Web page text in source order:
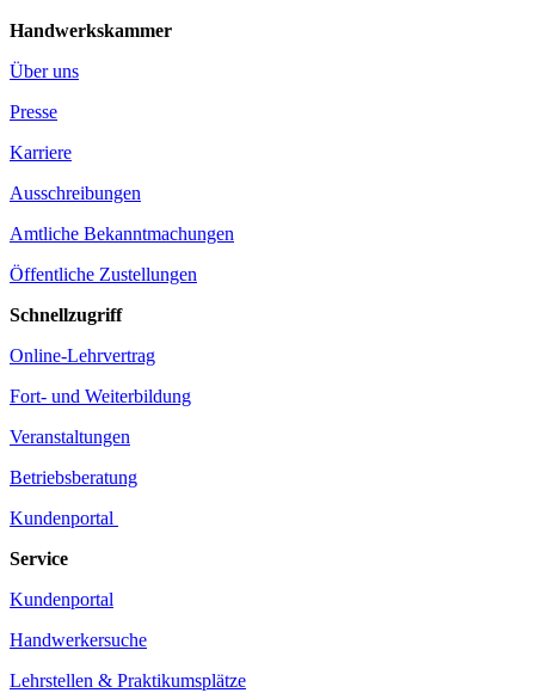
Handwerkskammer
Über uns
Presse
Karriere
Ausschreibungen
Amtliche Bekanntmachungen
Öffentliche Zustellungen
Schnellzugriff
Online-Lehrvertrag
Fort- und Weiterbildung
Veranstaltungen
Betriebsberatung
Kundenportal
Service
Kundenportal
Handwerkersuche
Lehrstellen & Praktikumsplätze